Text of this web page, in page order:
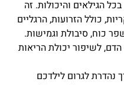
הגילאים והיכולות. זה
כולל הזרועות, הרגליים
כוח, סיבולת וגמישות.
לשיפור יכולת הריאות
נהדרת לגרום לילדכם